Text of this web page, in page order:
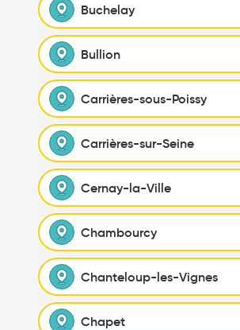
Buchelay
Bullion
Carrières-sous-Poissy
Carrières-sur-Seine
Cernay-la-Ville
Chambourcy
Chanteloup-les-Vignes
Chapet